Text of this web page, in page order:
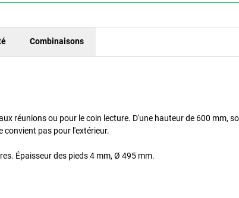
Combinaisons
réunions ou pour le coin lecture. D'une hauteur de 600 mm,
convient pas pour l'extérieur.
Épaisseur des pieds 4 mm, Ø 495 mm.